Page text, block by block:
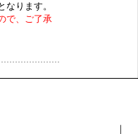
ります。
で、ご了承
｜